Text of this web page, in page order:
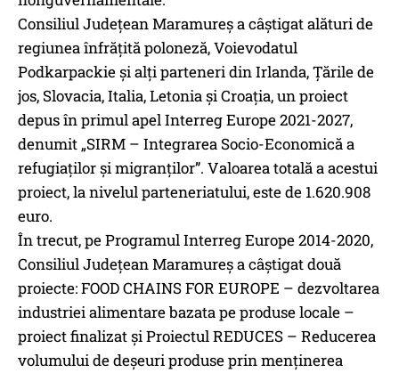
Consiliul Judeţean Maramureş a câștigat alături de
regiunea înfrățită poloneză, Voievodatul
Podkarpackie și alți parteneri din Irlanda, Țările de
jos, Slovacia, Italia, Letonia și Croația, un proiect
depus în primul apel Interreg Europe 2021-2027,
denumit „SIRM – Integrarea Socio-Economică a
refugiaților și migranților”. Valoarea totală a acestui
proiect, la nivelul parteneriatului, este de 1.620.908
euro.
În trecut, pe Programul Interreg Europe 2014-2020,
Consiliul Județean Maramureș a câștigat două
proiecte: FOOD CHAINS FOR EUROPE – dezvoltarea
industriei alimentare bazata pe produse locale –
proiect finalizat și Proiectul REDUCES – Reducerea
volumului de deșeuri produse prin menținerea